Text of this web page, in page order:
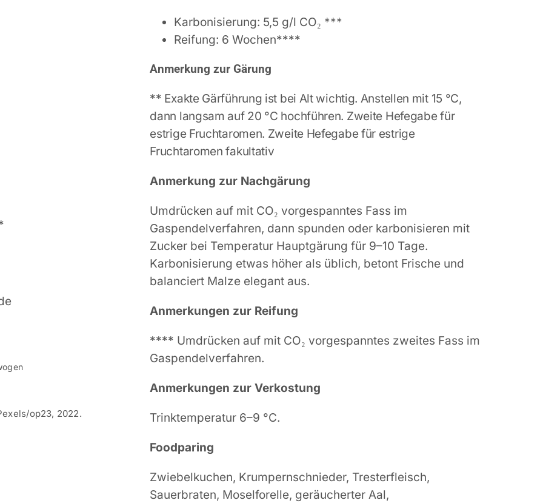
op23, 2022.
Karbonisierung: 5,5 g/l CO₂ ***
Reifung: 6 Wochen****
Anmerkung zur Gärung
** Exakte Gärführung ist bei Alt wichtig. Anstellen mit 15 °C,
dann langsam auf 20 °C hochführen. Zweite Hefegabe für
estrige Fruchtaromen. Zweite Hefegabe für estrige
Fruchtaromen fakultativ
Anmerkung zur Nachgärung
Umdrücken auf mit CO₂ vorgespanntes Fass im
Gaspendelverfahren, dann spunden oder karbonisieren mit
Zucker bei Temperatur Hauptgärung für 9–10 Tage.
Karbonisierung etwas höher als üblich, betont Frische und
balanciert Malze elegant aus.
Anmerkungen zur Reifung
**** Umdrücken auf mit CO₂ vorgespanntes zweites Fass im
Gaspendelverfahren.
Anmerkungen zur Verkostung
Trinktemperatur 6–9 °C.
Foodparing
Zwiebelkuchen, Krumpernschnieder, Tresterfleisch,
Sauerbraten, Moselforelle, geräucherter Aal,